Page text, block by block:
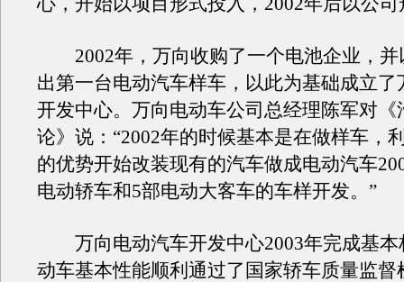
2002年，万向收购了一个电池企业，并
出第一台电动汽车样车，以此为基础成立了
开发中心。万向电动车公司总经理陈军对《
论》说：“2002年的时候基本是在做样车，
的优势开始改装现有的汽车做成电动汽车
电动轿车和5部电动大客车的车样开发。”
万向电动汽车开发中心2003年完成基本
动车基本性能顺利通过了国家轿车质量监督